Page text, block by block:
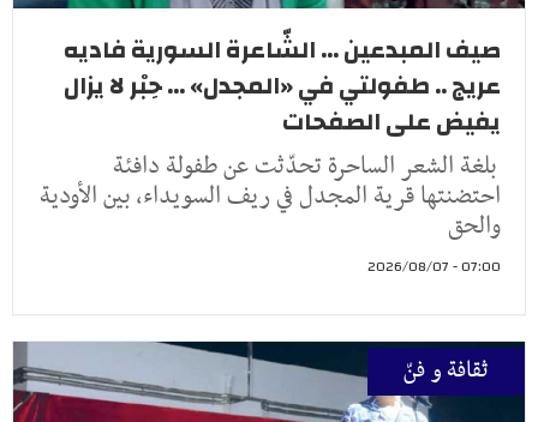
صيف المبدعين ... الشّاعرة السورية فاديه
عريج .. طفولتي في «المجدل» ... حِبْر لا يزال
يفيض على الصفحات
بلغة الشعر الساحرة تحدّثت عن طفولة دافئة
احتضنتها قرية المجدل في ريف السويداء، بين الأودية
والحق
07:00 - 2026/08/07
ثقافة و فنّ